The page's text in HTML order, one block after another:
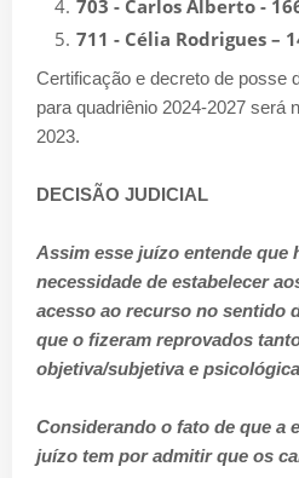
703 - Carlos Alberto -
711 - Célia Rodrigues –
Certificação e decreto de posse
para quadriênio 2024-2027 será
2023.
DECISÃO JUDICIAL
Assim esse juízo entende que
necessidade de estabelecer
acesso ao recurso no sentido
que o fizeram reprovados
objetiva/subjetiva e
Considerando o fato de que a
juízo tem por admitir que os